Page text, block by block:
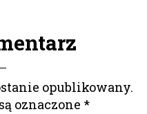
opublikowany.
oznaczone *